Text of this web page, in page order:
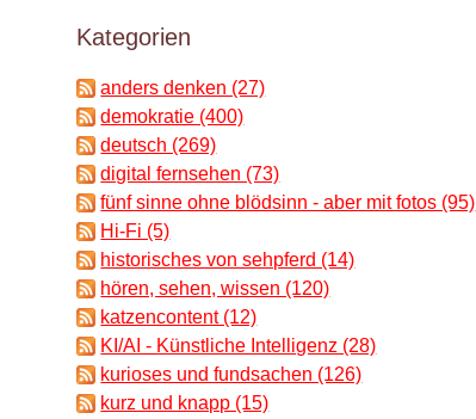
Kategorien
anders denken (27)
demokratie (400)
deutsch (269)
digital fernsehen (73)
fünf sinne ohne blödsinn - aber mit fotos (95)
Hi-Fi (5)
historisches von sehpferd (14)
hören, sehen, wissen (120)
katzencontent (12)
KI/AI - Künstliche Intelligenz (28)
kurioses und fundsachen (126)
kurz und knapp (15)